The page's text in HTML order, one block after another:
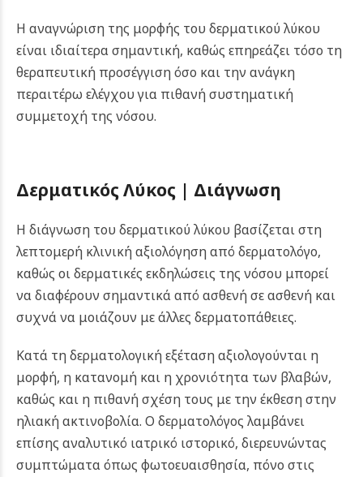
Η αναγνώριση της μορφής του δερματικού λύκου
είναι ιδιαίτερα σημαντική, καθώς επηρεάζει τόσο τη
θεραπευτική προσέγγιση όσο και την ανάγκη
περαιτέρω ελέγχου για πιθανή συστηματική
συμμετοχή της νόσου.
Δερματικός Λύκος | Διάγνωση
Η διάγνωση του δερματικού λύκου βασίζεται στη
λεπτομερή κλινική αξιολόγηση από δερματολόγο,
καθώς οι δερματικές εκδηλώσεις της νόσου μπορεί
να διαφέρουν σημαντικά από ασθενή σε ασθενή και
συχνά να μοιάζουν με άλλες δερματοπάθειες.
Κατά τη δερματολογική εξέταση αξιολογούνται η
μορφή, η κατανομή και η χρονιότητα των βλαβών,
καθώς και η πιθανή σχέση τους με την έκθεση στην
ηλιακή ακτινοβολία. Ο δερματολόγος λαμβάνει
επίσης αναλυτικό ιατρικό ιστορικό, διερευνώντας
συμπτώματα όπως φωτοευαισθησία, πόνο στις